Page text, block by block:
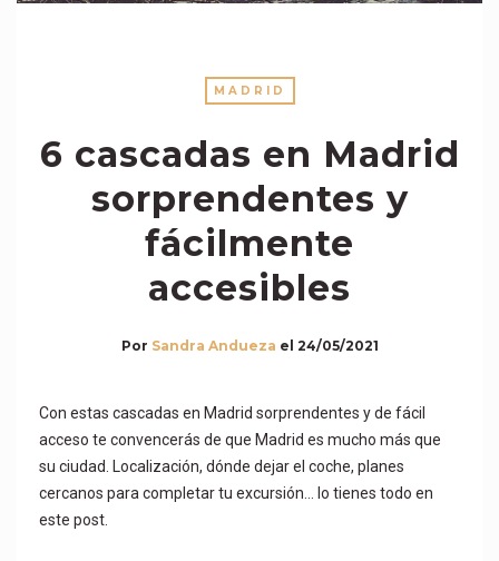
MADRID
6 cascadas en Madrid
sorprendentes y
fácilmente
accesibles
Por Sandra Andueza el 24/05/2021
Con estas cascadas en Madrid sorprendentes y de fácil
acceso te convencerás de que Madrid es mucho más que
su ciudad. Localización, dónde dejar el coche, planes
cercanos para completar tu excursión… lo tienes todo en
este post.